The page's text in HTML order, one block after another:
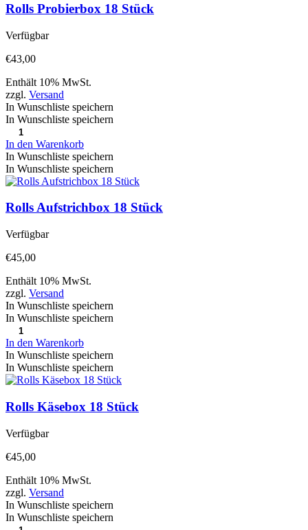
Rolls Probierbox 18 Stück
Verfügbar
€43,00
Enthält 10% MwSt.
zzgl. Versand
In Wunschliste speichern
In Wunschliste speichern
In den Warenkorb
In Wunschliste speichern
In Wunschliste speichern
Rolls Aufstrichbox 18 Stück
Verfügbar
€45,00
Enthält 10% MwSt.
zzgl. Versand
In Wunschliste speichern
In Wunschliste speichern
In den Warenkorb
In Wunschliste speichern
In Wunschliste speichern
Rolls Käsebox 18 Stück
Verfügbar
€45,00
Enthält 10% MwSt.
zzgl. Versand
In Wunschliste speichern
In Wunschliste speichern